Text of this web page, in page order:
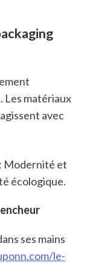
Les matériaux
avec
: Modernité et
écologique.
le-